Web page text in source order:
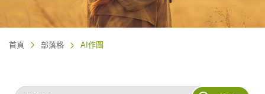
首頁 部落格 AI作圖